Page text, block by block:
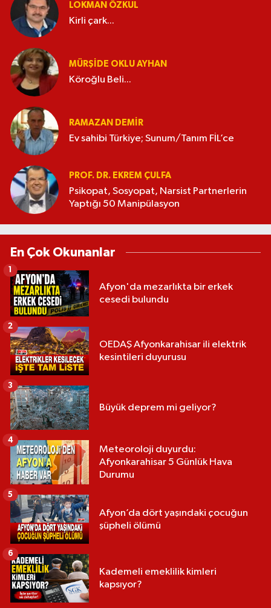
LOKMAN ÖZKUL
Kirli çark...
MÜRŞIDE OKLU AYHAN
Köroğlu Beli...
RAMAZAN DEMİR
Ev sahibi Türkiye; Sunum/Tanım FİL’ce
PROF. DR. EKREM ÇULFA
Psikopat, Sosyopat, Narsist Partnerlerin
Yaptığı 50 Manipülasyon
En Çok Okunanlar
Afyon'da mezarlıkta bir erkek
cesedi bulundu
1
OEDAŞ Afyonkarahisar ili elektrik
kesintileri duyurusu
2
Büyük deprem mi geliyor?
3
Meteoroloji duyurdu:
Afyonkarahisar 5 Günlük Hava
Durumu
4
Afyon’da dört yaşındaki çocuğun
şüpheli ölümü
5
Kademeli emeklilik kimleri
kapsıyor?
6